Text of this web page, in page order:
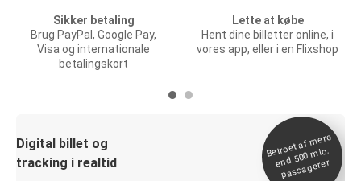
Sikker betaling
Brug PayPal, Google Pay,
Visa og internationale
betalingskort
Lette at købe
Hent dine billetter online, i
vores app, eller i en Flixshop
Digital billet og
tracking i realtid
Betroet af
mere
end 500
mio.
passagerer